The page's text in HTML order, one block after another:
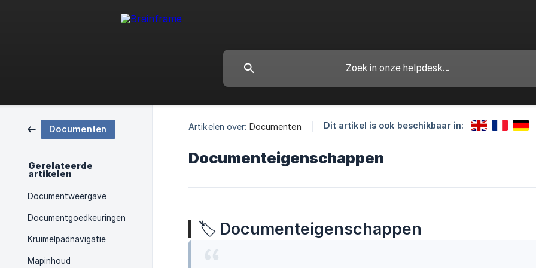
Documenten
Gerelateerde
artikelen
Documentweergave
Documentgoedkeuringen
Kruimelpadnavigatie
Mapinhoud
Artikelen over: Documenten Dit artikel is ook beschikbaar in:
Documenteigenschappen
🏷️ Documenteigenschappen